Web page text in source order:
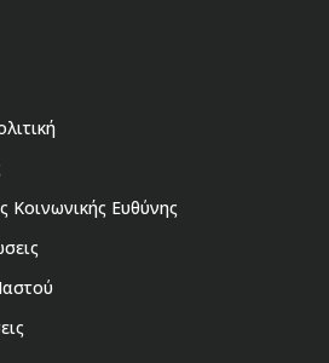
Κοινωνικής Ευθύνης